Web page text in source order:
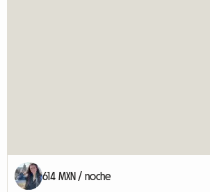
614 MXN / noche